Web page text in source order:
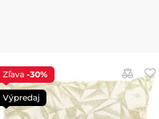
Zľava -30%
Výpredaj